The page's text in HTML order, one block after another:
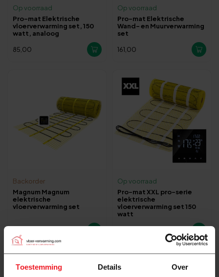
Toestemming Details Over
Op voorraad
Pro-mat Elektrische
vloerverwarming set, 150
watt, analoog
85,00
Op voorraad
Pro-mat Elektrische
Wand- en Muurverwarming
set
161,00
Backorder
Magnum Magnum
elektrische
vloerverwarming set
Op voorraad
Pro-mat XXL pro-serie
elektrische
vloerverwarming set 150
watt